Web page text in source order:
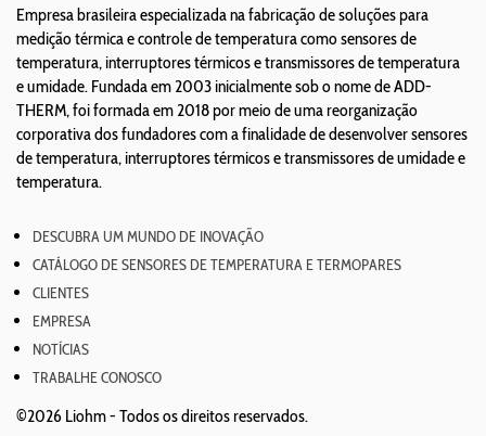
Empresa brasileira especializada na fabricação de soluções para
medição térmica e controle de temperatura como sensores de
temperatura, interruptores térmicos e transmissores de temperatura
e umidade. Fundada em 2003 inicialmente sob o nome de ADD-
THERM, foi formada em 2018 por meio de uma reorganização
corporativa dos fundadores com a finalidade de desenvolver sensores
de temperatura, interruptores térmicos e transmissores de umidade e
temperatura.
DESCUBRA UM MUNDO DE INOVAÇÃO
CATÁLOGO DE SENSORES DE TEMPERATURA E TERMOPARES
CLIENTES
EMPRESA
NOTÍCIAS
TRABALHE CONOSCO
©2026 Liohm - Todos os direitos reservados.